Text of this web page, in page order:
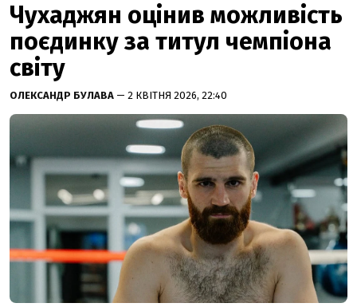
Чухаджян оцінив можливість
поєдинку за титул чемпіона
світу
ОЛЕКСАНДР БУЛАВА — 2 КВІТНЯ 2026, 22:40